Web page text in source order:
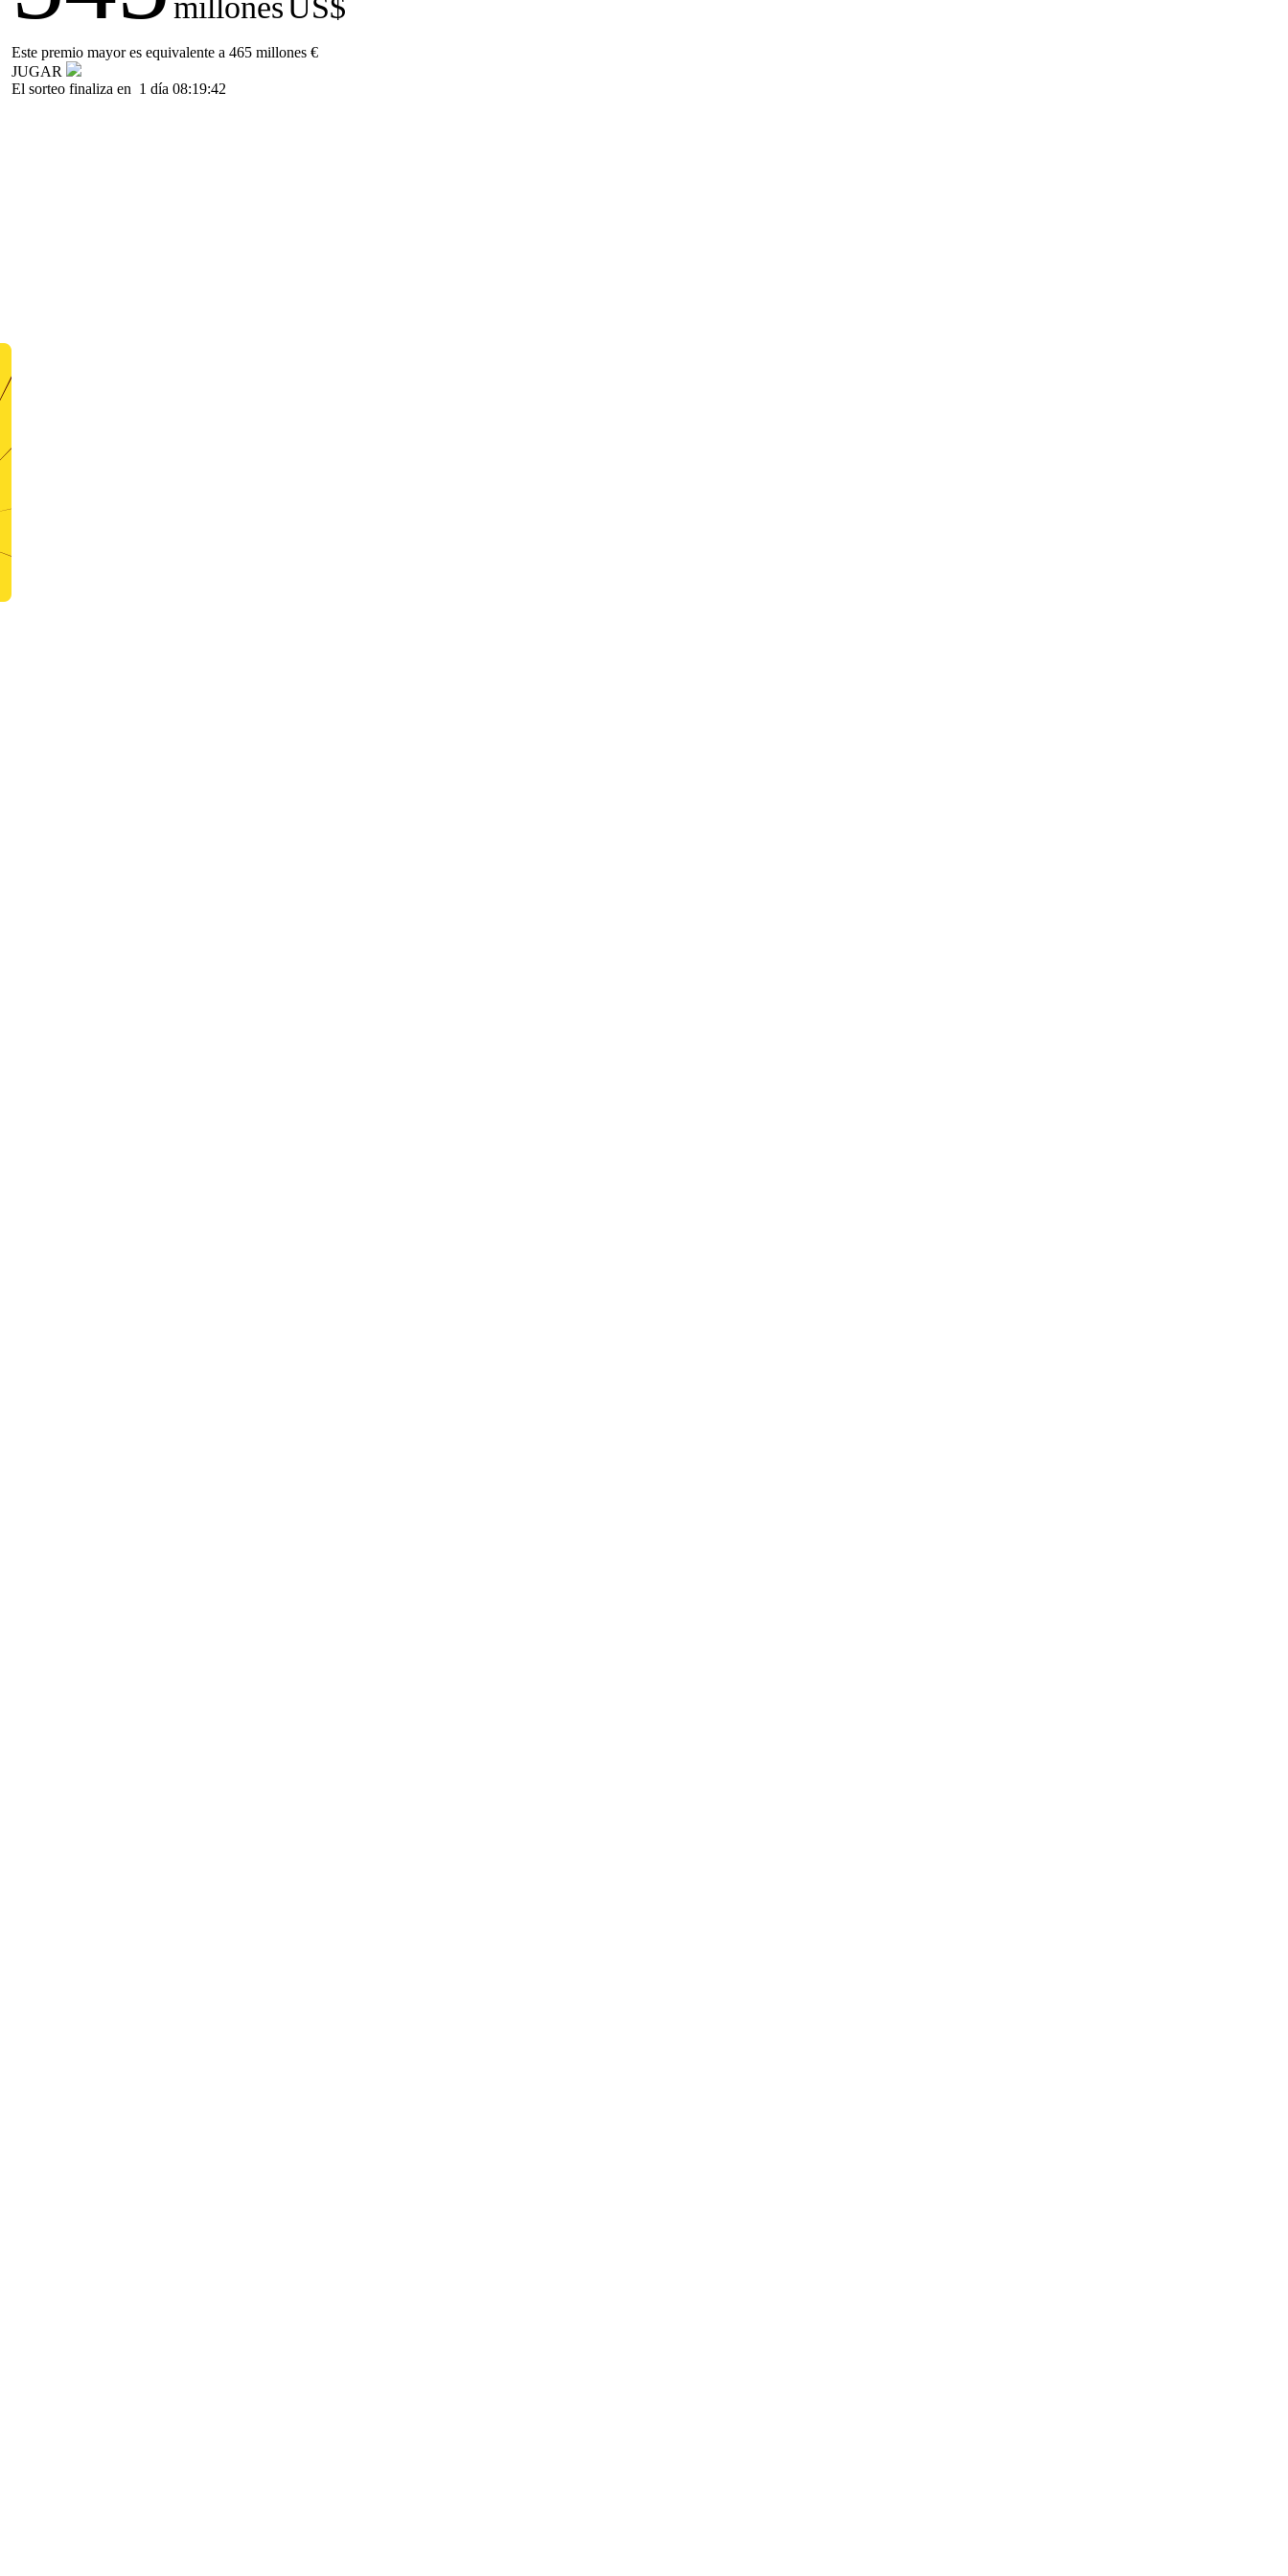
Este premio mayor es equivalente a 465 millones €
JUGAR
El sorteo finaliza en 1 día 08:19:42